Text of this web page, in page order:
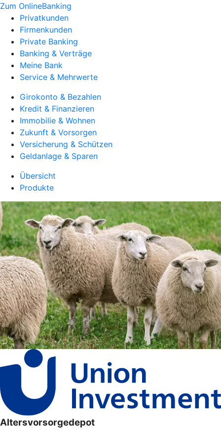
Zum OnlineBanking
Privatkunden
Firmenkunden
Private Banking
Banking & Verträge
Meine Bank
Service & Mehrwerte
Girokonto & Bezahlen
Kredit & Finanzieren
Immobilie & Wohnen
Zukunft & Vorsorgen
Versicherung & Schützen
Geldanlage & Sparen
Übersicht
Produkte
Altersvorsorgedepot